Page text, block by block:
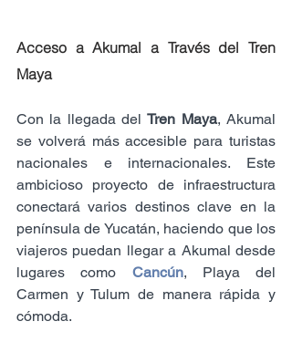
Acceso a Akumal a Través del Tren
Maya
Con la llegada del Tren Maya, Akumal
se volverá más accesible para turistas
nacionales e internacionales. Este
ambicioso proyecto de infraestructura
conectará varios destinos clave en la
península de Yucatán, haciendo que los
viajeros puedan llegar a Akumal desde
lugares como Cancún, Playa del
Carmen y Tulum de manera rápida y
cómoda.